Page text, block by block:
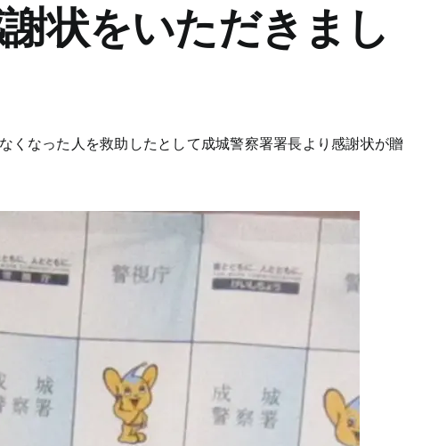
状をいただきまし
くなった人を救助したとして成城警察署署長より感謝状が贈